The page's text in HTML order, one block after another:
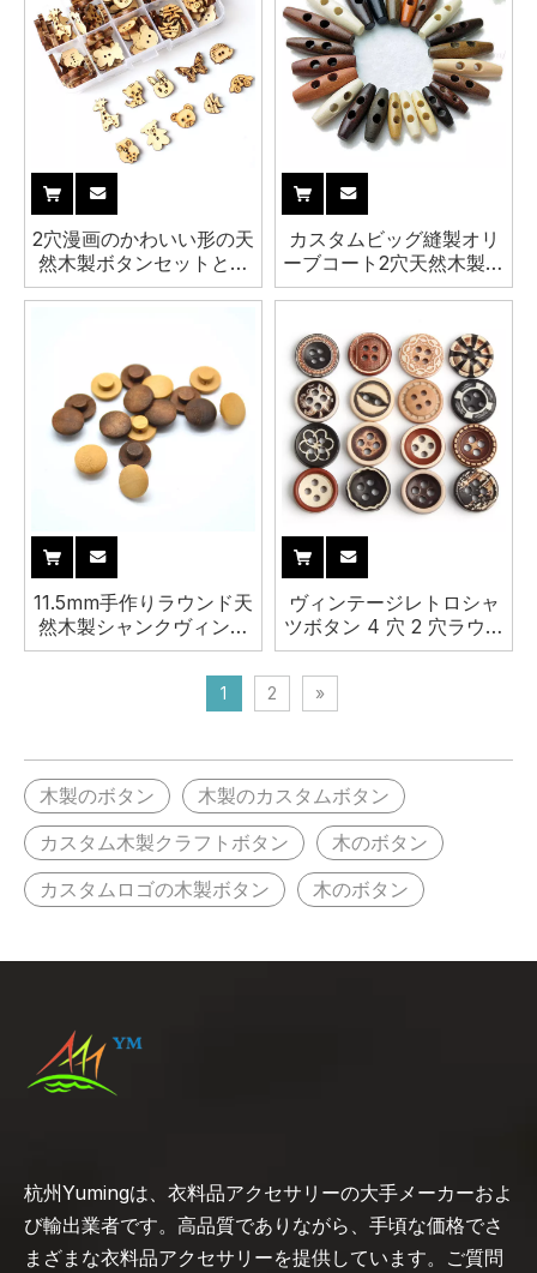
2穴漫画のかわいい形の天
然木製ボタンセットとプ
ラスチックボックスセッ
カスタムビッグ縫製オリ
ーブコート2穴天然木製ト
グルコートボタン
11.5mm手作りラウンド天
然木製シャンクヴィンテ
ージシャツボタン
ヴィンテージレトロシャ
ツボタン 4 穴 2 穴ラウン
ド天然木製ボタン衣料用
1 2 »
木製のボタン
木製のカスタムボタン
カスタム木製クラフトボタン
木のボタン
カスタムロゴの木製ボタン
木のボタン
杭州Yumingは、衣料品アクセサリーの大手メーカーおよ
び輸出業者です。高品質でありながら、手頃な価格でさ
まざまな衣料品アクセサリーを提供しています。ご質問